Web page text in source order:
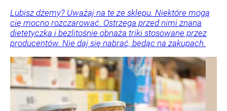
Lubisz dżemy? Uważaj na te ze sklepu. Niektóre mogą
cię mocno rozczarować. Ostrzega przed nimi znana
dietetyczka i bezlitośnie obnaża triki stosowane przez
producentów. Nie daj się nabrać, będąc na zakupach.